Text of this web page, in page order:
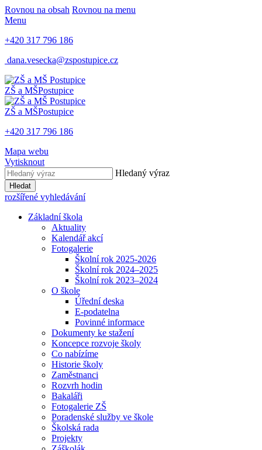
Rovnou na obsah Rovnou na menu
Menu
+420 317 796 186
dana.vesecka@zspostupice.cz
ZŠ a MŠPostupice
ZŠ a MŠPostupice
+420 317 796 186
Mapa webu
Vytisknout
Hledaný výraz
Hledat
rozšířené vyhledávání
Základní škola
Aktuality
Kalendář akcí
Fotogalerie
Školní rok 2025-2026
Školní rok 2024–2025
Školní rok 2023–2024
O škole
Úřední deska
E-podatelna
Povinné informace
Dokumenty ke stažení
Koncepce rozvoje školy
Co nabízíme
Historie školy
Zaměstnanci
Rozvrh hodin
Bakaláři
Fotogalerie ZŠ
Poradenské služby ve škole
Školská rada
Projekty